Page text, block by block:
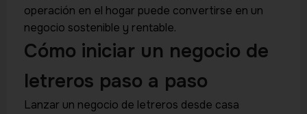
operación en el hogar puede convertirse en un
negocio sostenible y rentable.
Cómo iniciar un negocio de
letreros paso a paso
Lanzar un negocio de letreros desde casa